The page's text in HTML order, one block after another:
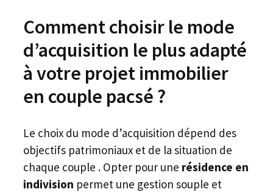
Comment choisir le mode
d’acquisition le plus adapté
à votre projet immobilier
en couple pacsé ?
Le choix du mode d’acquisition dépend des
objectifs patrimoniaux et de la situation de
chaque couple . Opter pour une résidence en
indivision permet une gestion souple et